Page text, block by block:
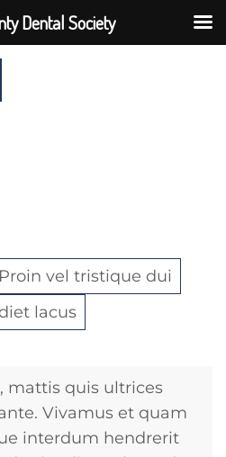
Proin vel tristique dui
lacus
mattis quis ultrices
Vivamus et quam
interdum hendrerit
Dental Society